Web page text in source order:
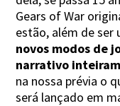
Gears of War
estão, além de ser
novos modos de
narrativo
na nossa prévia o
será lançado em